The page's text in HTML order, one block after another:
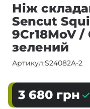
Ніж
Sencut
9Cr18MoV /
зелений
Артикул:S24082A-2
3 680 грн